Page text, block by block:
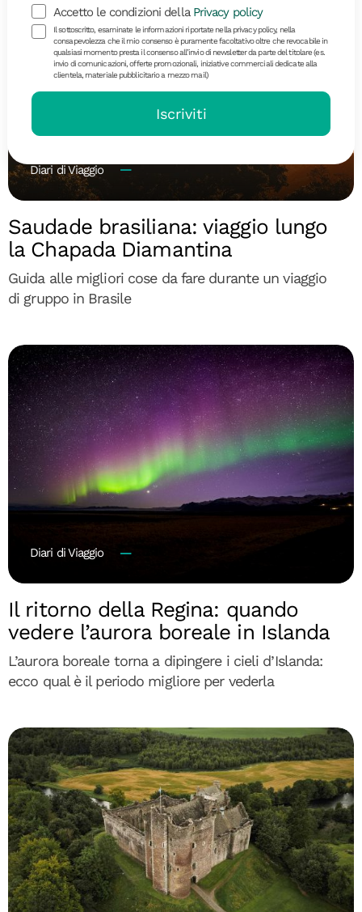
Diari di Viaggio
Saudade brasiliana: viaggio lungo
la Chapada Diamantina
Guida alle migliori cose da fare durante un viaggio
di gruppo in Brasile
Diari di Viaggio
Il ritorno della Regina: quando
vedere l’aurora boreale in Islanda
L’aurora boreale torna a dipingere i cieli d’Islanda:
ecco qual è il periodo migliore per vederla
Accetto le condizioni della Privacy policy
Il sottoscritto, esaminate le informazioni riportate nella privacy policy, nella
consapevolezza che il mio consenso è puramente facoltativo oltre che revocabile in
qualsiasi momento presta il consenso all’invio di newsletter da parte del titolare (es.
invio di comunicazioni, offerte promozionali, iniziative commerciali dedicate alla
clientela, materiale pubblicitario a mezzo mail)
Iscriviti